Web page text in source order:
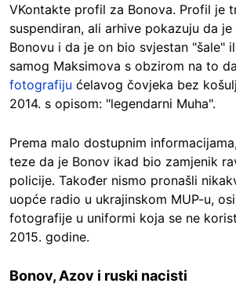
VKontakte profil za Bonova. Profil je
suspendiran, ali arhive pokazuju da
Bonovu i da je on bio svjestan "šale"
samog Maksimova s obzirom na to
fotografiju ćelavog čovjeka bez
2014. s opisom: "legendarni Muha".
Prema malo dostupnim
teze da je Bonov ikad bio zamjenik
policije. Također nismo pronašli
uopće radio u ukrajinskom MUP-u,
fotografije u uniformi koja se ne
2015. godine.
Bonov, Azov i ruski nacisti